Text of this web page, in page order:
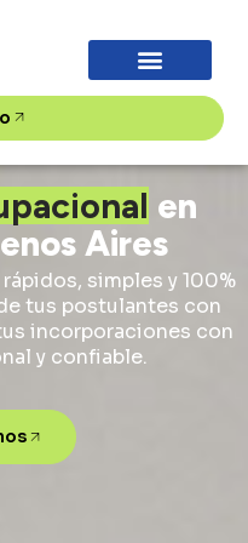
en
Aires
simples y 100%
tus postulantes con
incorporaciones con
y confiable.